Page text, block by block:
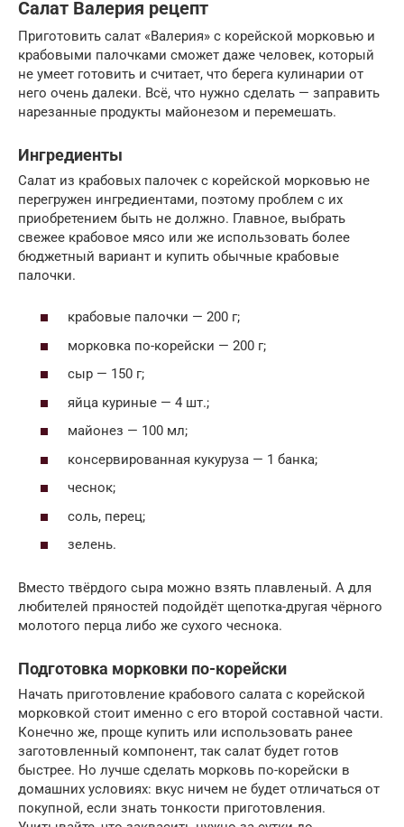
Салат Валерия рецепт
Приготовить салат «Валерия» с корейской морковью и
крабовыми палочками сможет даже человек, который
не умеет готовить и считает, что берега кулинарии от
него очень далеки. Всё, что нужно сделать — заправить
нарезанные продукты майонезом и перемешать.
Ингредиенты
Салат из крабовых палочек с корейской морковью не
перегружен ингредиентами, поэтому проблем с их
приобретением быть не должно. Главное, выбрать
свежее крабовое мясо или же использовать более
бюджетный вариант и купить обычные крабовые
палочки.
крабовые палочки — 200 г;
морковка по-корейски — 200 г;
сыр — 150 г;
яйца куриные — 4 шт.;
майонез — 100 мл;
консервированная кукуруза — 1 банка;
чеснок;
соль, перец;
зелень.
Вместо твёрдого сыра можно взять плавленый. А для
любителей пряностей подойдёт щепотка-другая чёрного
молотого перца либо же сухого чеснока.
Подготовка морковки по-корейски
Начать приготовление крабового салата с корейской
морковкой стоит именно с его второй составной части.
Конечно же, проще купить или использовать ранее
заготовленный компонент, так салат будет готов
быстрее. Но лучше сделать морковь по-корейски в
домашних условиях: вкус ничем не будет отличаться от
покупной, если знать тонкости приготовления.